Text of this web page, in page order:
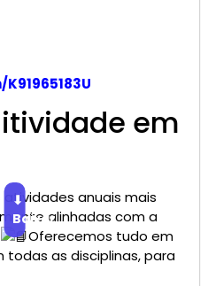
em
anuais mais
alinhadas com a
⬇
Baixar
Oferecemos tudo em
todas as disciplinas, para